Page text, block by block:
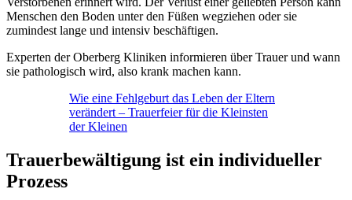
Menschen den Boden unter den Füßen wegziehen oder sie
zumindest lange und intensiv beschäftigen.
Experten der Oberberg Kliniken informieren über Trauer und wann
sie pathologisch wird, also krank machen kann.
Wie eine Fehlgeburt das Leben der Eltern
verändert – Trauerfeier für die Kleinsten
der Kleinen
Trauerbewältigung ist ein individueller
Prozess